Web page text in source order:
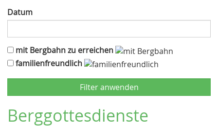
Datum
mit Bergbahn zu erreichen
familienfreundlich
Berggottesdienste